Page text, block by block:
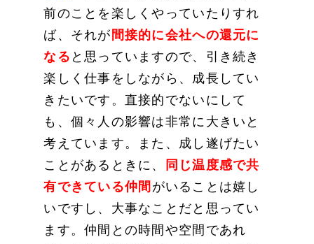
前のことを楽しくやっていたりすれ
ば、それが 間接的に会社への還元に
なる と思っていますので、引き続き
楽しく仕事をしながら、成長してい
きたいです。直接的でないにして
も、個々人の影響は非常に大きいと
考えています。また、成し遂げたい
ことがあるときに、
同じ温度感で共
有できている仲間 がいることは嬉し
いですし、大事なことだと思ってい
ます。仲間との時間や空間であれ